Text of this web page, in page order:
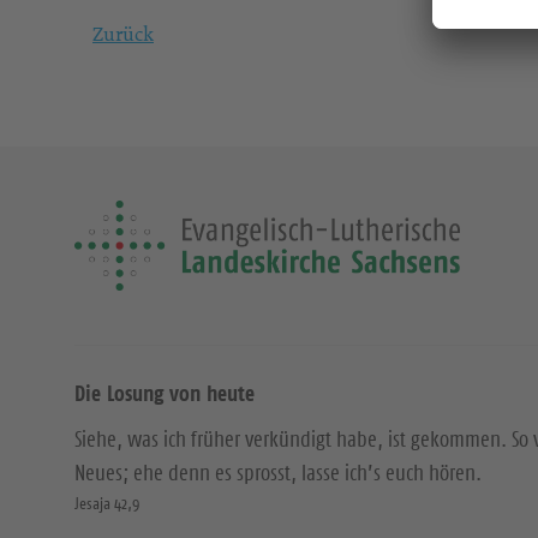
Zurück
Die Losung von heute
Siehe, was ich früher verkündigt habe, ist gekommen. So
Neues; ehe denn es sprosst, lasse ich’s euch hören.
Jesaja 42,9